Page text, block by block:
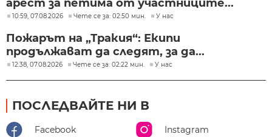
арест за петима от участниците...
10:59, 07.08.2026 Чете се за: 02:50 мин. У нас
Пожарът на „Тракия“: Екипи
продължават да следят, за да...
12:38, 07.08.2026 Чете се за: 02:22 мин. У нас
ПОСЛЕДВАЙТЕ НИ В
Facebook Instagram